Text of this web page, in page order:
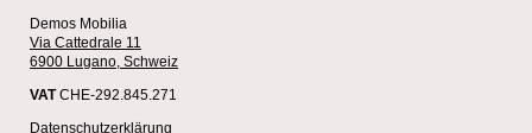
Demos Mobilia
Via Cattedrale 11
6900 Lugano, Schweiz
VATCHE-292.845.271
Datenschutzerklärung